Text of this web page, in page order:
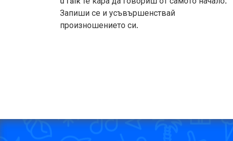
Запиши се и усъвършенствай
произношението си.